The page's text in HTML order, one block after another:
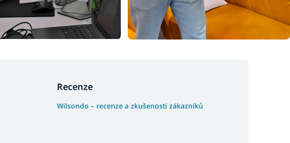
Recenze
Wilsondo – recenze a zkušenosti zákazníků